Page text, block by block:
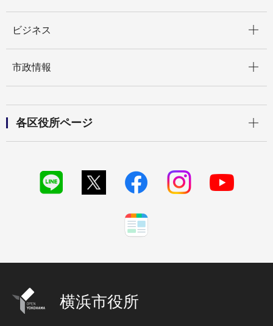
ビジネス
市政情報
各区役所ページ
横浜市役所